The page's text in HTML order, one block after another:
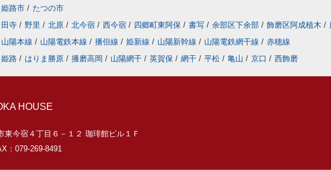
姫路市 / たつの市
田寺 / 野里 / 北原 / 北今宿 / 西今宿 / 四郷町東阿保 / 書写 / 余部区下余部 / 飾磨区阿成植木 /
山陽本線 / 山陽電鉄本線 / 播但線 / 姫新線 / 山陽新幹線 / 山陽電鉄網干線 / 赤穂線
姫路 / はりま勝原 / 播磨高岡 / 山陽網干 / 英賀保 / 網干 / 平松 / 亀山 / 京口 / 西飾磨
HOUSE
今宿４丁目６－１２ 珈琲館ビル１Ｆ
：079-269-8491